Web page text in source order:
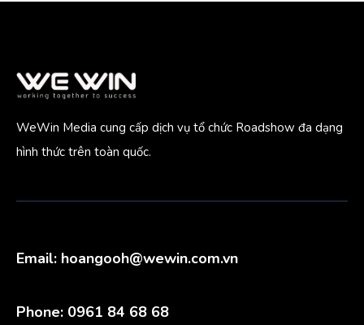
WeWin Media cung cấp dịch vụ tổ chức Roadshow đa dạng
hình thức trên toàn quốc.
Email: hoangooh@wewin.com.vn
Phone: 0961 84 68 68